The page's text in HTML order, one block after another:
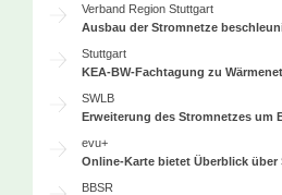
Verband Region Stuttgart
Ausbau der Stromnetze
Stuttgart
KEA-BW-Fachtagung zu
SWLB
Erweiterung des Stromnetzes um
evu+
Online-Karte bietet Überblick über
BBSR